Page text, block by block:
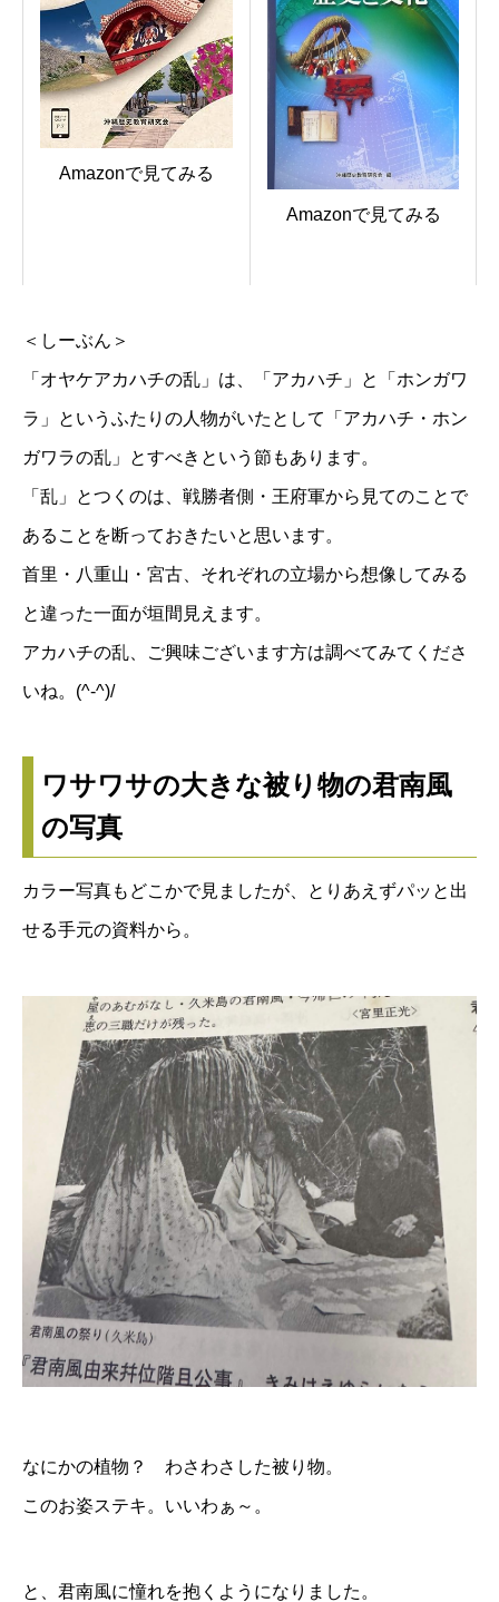
Amazonで見てみる
Amazonで見てみる
＜しーぶん＞
「オヤケアカハチの乱」は、「アカハチ」と「ホンガワ
ラ」というふたりの人物がいたとして「アカハチ・ホン
ガワラの乱」とすべきという節もあります。
「乱」とつくのは、戦勝者側・王府軍から見てのことで
あることを断っておきたいと思います。
首里・八重山・宮古、それぞれの立場から想像してみる
と違った一面が垣間見えます。
アカハチの乱、ご興味ございます方は調べてみてくださ
いね。(^-^)/
ワサワサの大きな被り物の君南風
の写真
カラー写真もどこかで見ましたが、とりあえずパッと出
せる手元の資料から。
なにかの植物？ わさわさした被り物。
このお姿ステキ。いいわぁ～。
と、君南風に憧れを抱くようになりました。